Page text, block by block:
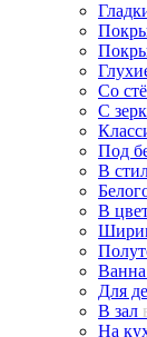
Со
С
Под
В
В
Ванна
Для
В зал
На